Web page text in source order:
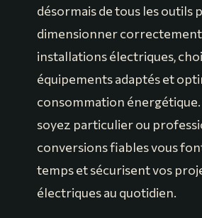
désormais de tous les outils
dimensionner
installations électriques,
équipements adaptés et
consommation énergétique.
soyez particulier ou
conversions fiables vous
temps et sécurisent vos
électriques au quotidien.